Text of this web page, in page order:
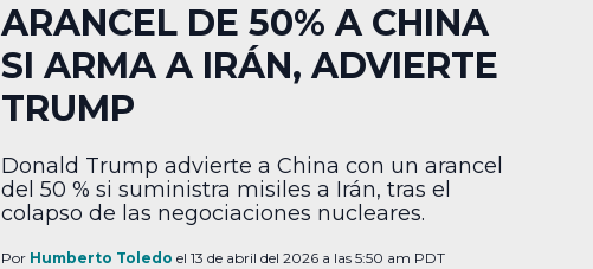
ARANCEL DE 50% A CHINA
SI ARMA A IRÁN, ADVIERTE
TRUMP
Donald Trump advierte a China con un arancel
del 50 % si suministra misiles a Irán, tras el
colapso de las negociaciones nucleares.
Por Humberto Toledo el 13 de abril del 2026 a las 5:50 am PDT